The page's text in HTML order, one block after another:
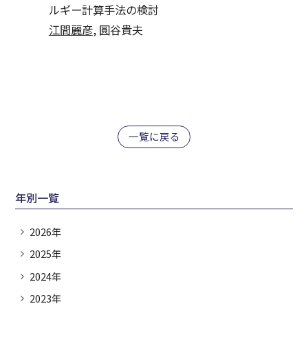
ルギー計算手法の検討
江間麗彦, 圓谷貴夫
一覧に戻る
年別一覧
2026年
2025年
2024年
2023年